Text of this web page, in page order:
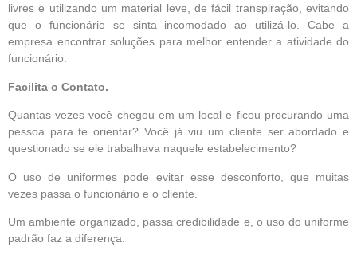
livres e utilizando um material leve, de fácil transpiração, evitando
que o funcionário se sinta incomodado ao utilizá-lo. Cabe a
empresa encontrar soluções para melhor entender a atividade do
funcionário.
Facilita o Contato.
Quantas vezes você chegou em um local e ficou procurando uma
pessoa para te orientar? Você já viu um cliente ser abordado e
questionado se ele trabalhava naquele estabelecimento?
O uso de uniformes pode evitar esse desconforto, que muitas
vezes passa o funcionário e o cliente.
Um ambiente organizado, passa credibilidade e, o uso do uniforme
padrão faz a diferença.